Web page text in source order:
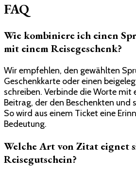
FAQ
Wie kombiniere ich einen
mit einem Reisegeschenk?
Wir empfehlen, den gewählten
Geschenkkarte oder einen
schreiben. Verbinde die Worte mit
Beitrag, der den Beschenkten und
So wird aus einem Ticket eine
Bedeutung.
Welche Art von Zitat eignet
Reisegutschein?